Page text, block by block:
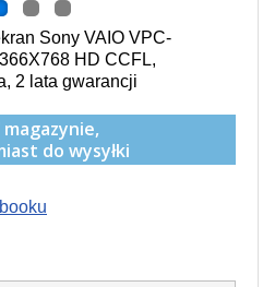
Sony VAIO VPC-
HD CCFL,
2 lata gwarancji
magazynie,
do wysyłki